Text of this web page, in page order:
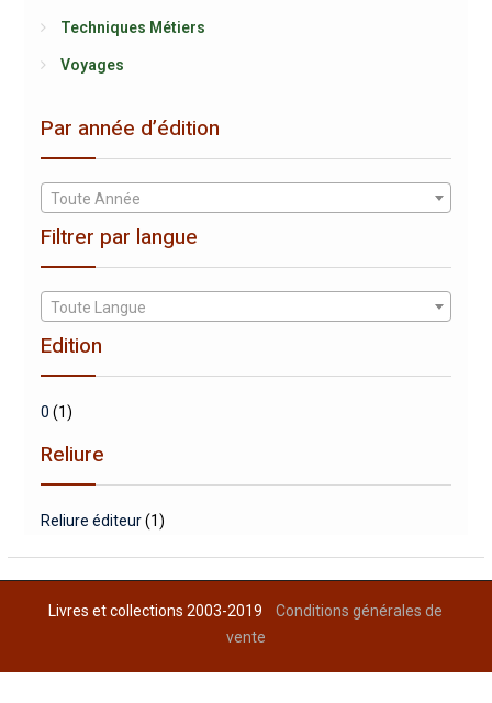
Techniques Métiers
Voyages
Par année d’édition
Toute Année
Filtrer par langue
Toute Langue
Edition
0 (1)
Reliure
Reliure éditeur (1)
Livres et collections 2003-2019Conditions générales de
vente